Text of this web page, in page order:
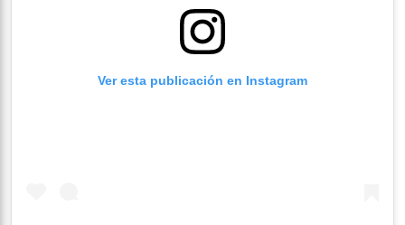
Ver esta publicación en Instagram